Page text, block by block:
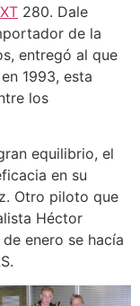
280. Dale
de la
entregó al que
1993, esta
los
equilibrio, el
en su
Otro piloto que
Héctor
enero se hacía